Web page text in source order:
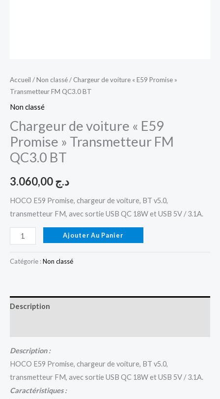
Accueil /Non classé/ Chargeur de voiture « E59 Promise »
Transmetteur FM QC3.0 BT
Non classé
Chargeur de voiture « E59
Promise » Transmetteur FM
QC3.0 BT
د.ج
HOCO E59 Promise, chargeur de voiture, BT v5.0,
transmetteur FM, avec sortie USB QC 18W et USB 5V / 3.1A.
Ajouter Au Panier
Catégorie :Non classé
Description
Description :
HOCO E59 Promise, chargeur de voiture, BT v5.0,
transmetteur FM, avec sortie USB QC 18W et USB 5V / 3.1A.
Caractéristiques :